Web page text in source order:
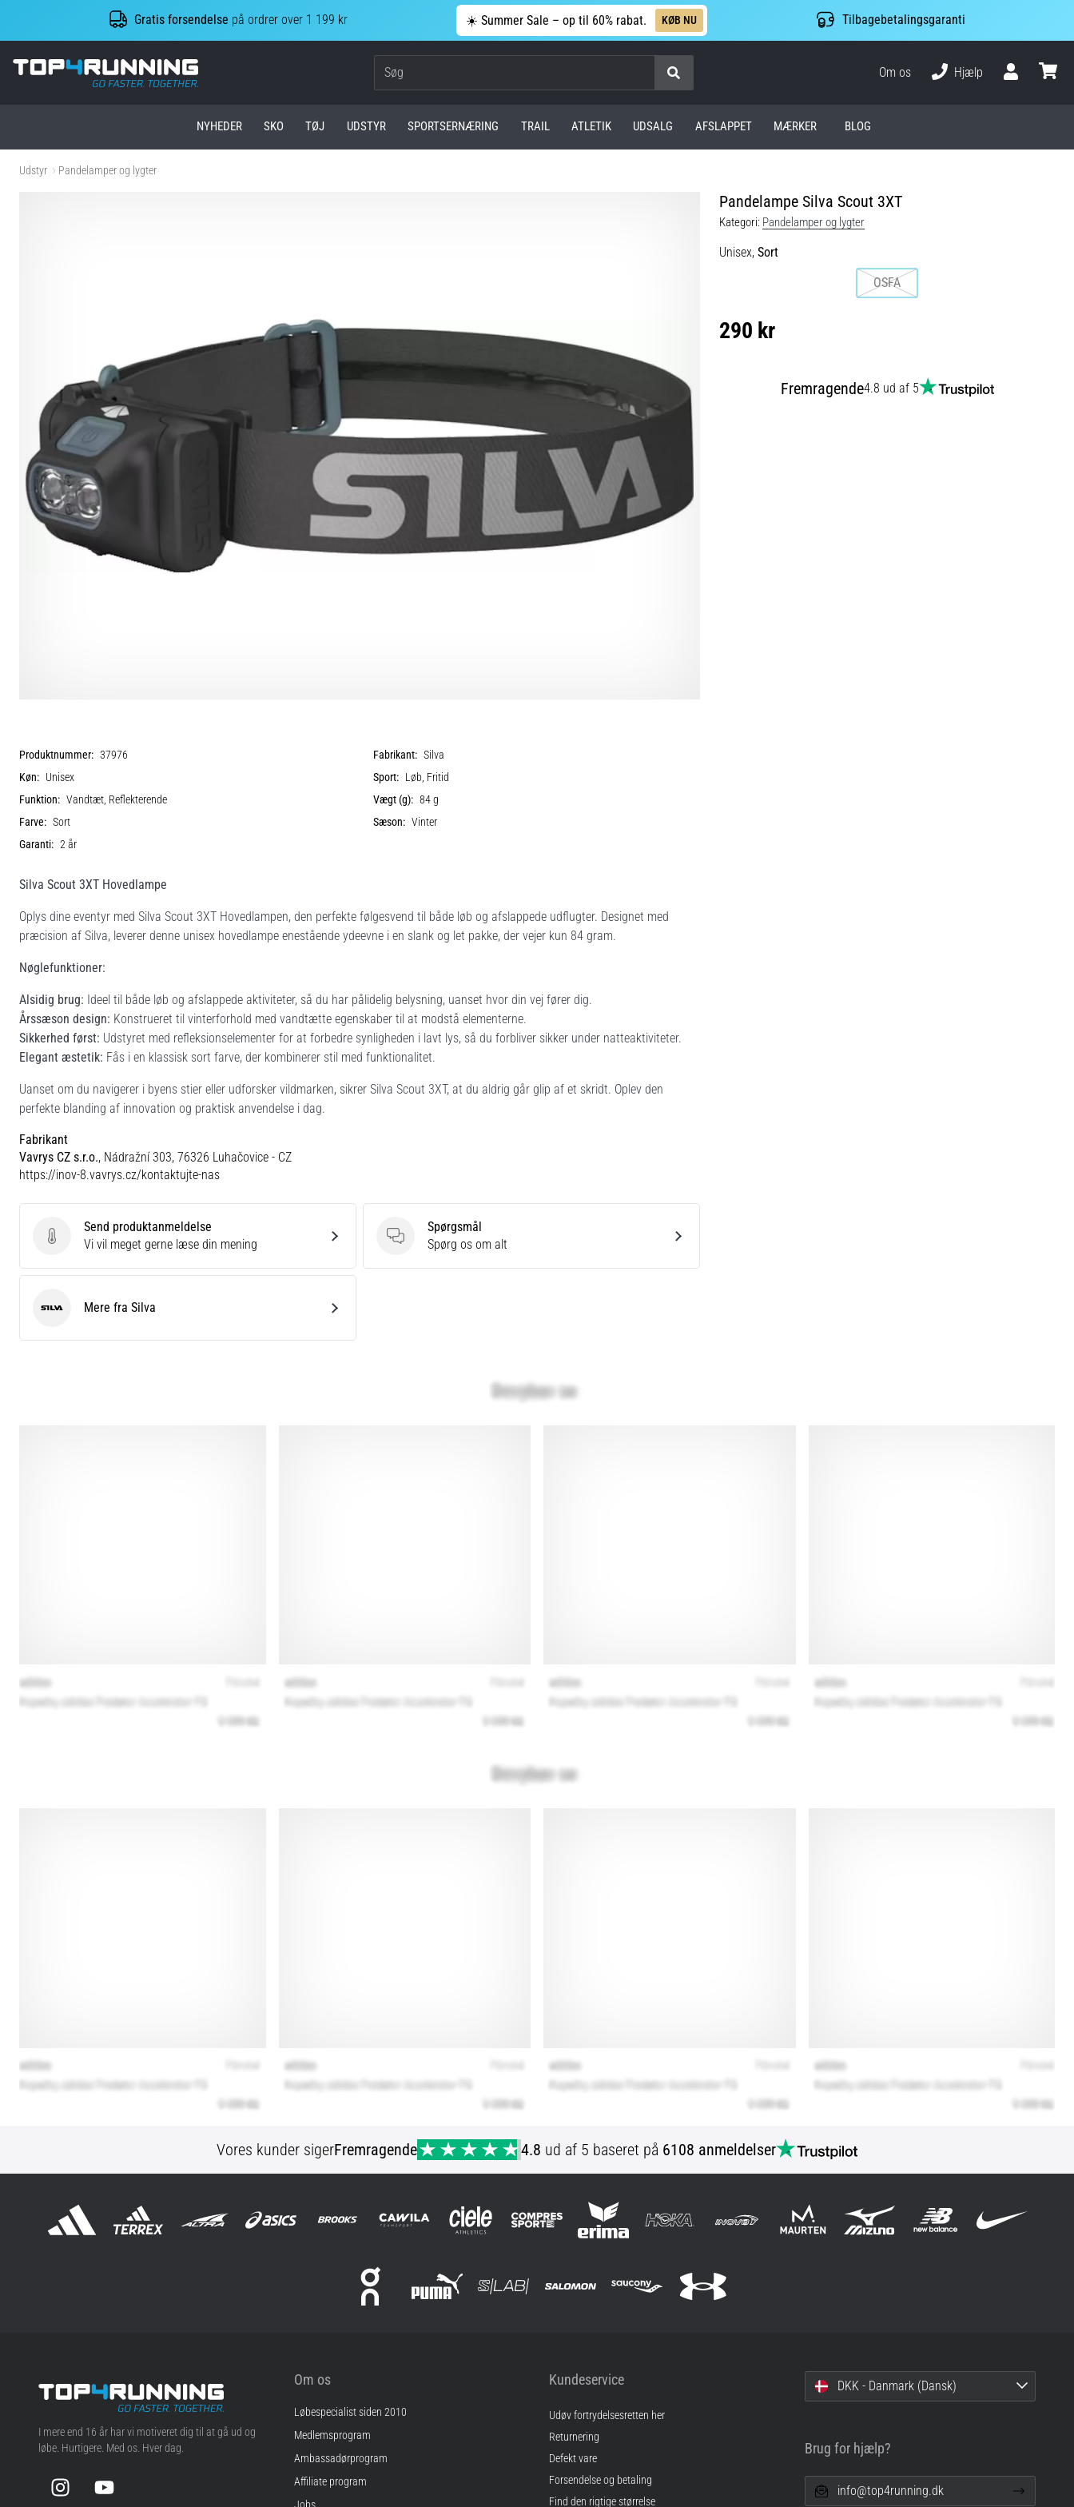
Gratis forsendelse på ordrer over 1 199 kr ☀️ Summer Sale – op til 60% rabat. KØB NU Tilbagebetalingsgaranti
Top4Running.dk
Om os
Hjælp
NYHEDER SKO TØJ UDSTYR SPORTSERNÆRING TRAIL ATLETIK UDSALG AFSLAPPET MÆRKER BLOG
Udstyr Pandelamper og lygter
Pandelampe Silva Scout 3XT
Kategori: Pandelamper og lygter
Unisex, Sort
OSFA
290 kr
Fremragende4.8 ud af 5
Produktnummer: 37976 Fabrikant: Silva
Køn: Unisex Sport: Løb, Fritid
Funktion: Vandtæt, Reflekterende Vægt (g): 84 g
Farve: Sort Sæson: Vinter
Garanti: 2 år
Silva Scout 3XT Hovedlampe
Oplys dine eventyr med Silva Scout 3XT Hovedlampen, den perfekte følgesvend til både løb og afslappede udflugter. Designet med
præcision af Silva, leverer denne unisex hovedlampe enestående ydeevne i en slank og let pakke, der vejer kun 84 gram.
Nøglefunktioner:
Alsidig brug: Ideel til både løb og afslappede aktiviteter, så du har pålidelig belysning, uanset hvor din vej fører dig.
Årssæson design: Konstrueret til vinterforhold med vandtætte egenskaber til at modstå elementerne.
Sikkerhed først: Udstyret med refleksionselementer for at forbedre synligheden i lavt lys, så du forbliver sikker under natteaktiviteter.
Elegant æstetik: Fås i en klassisk sort farve, der kombinerer stil med funktionalitet.
Uanset om du navigerer i byens stier eller udforsker vildmarken, sikrer Silva Scout 3XT, at du aldrig går glip af et skridt. Oplev den
perfekte blanding af innovation og praktisk anvendelse i dag.
Fabrikant
Vavrys CZ s.r.o., Nádražní 303, 76326 Luhačovice - CZ
https://inov-8.vavrys.cz/kontaktujte-nas
Send produktanmeldelse
Send produktanmeldelse
Vi vil meget gerne læse din mening
Spørgsmål
Spørgsmål
Spørg os om alt
Silva Mere fra Silva
Vores kunder sigerFremragende 4.8 ud af 5 baseret på 6108 anmeldelser
Top4Running.dk
I mere end 16 år har vi motiveret dig til at gå ud og
løbe. Hurtigere. Med os. Hver dag.
InstagramYouTube
Om os
Løbespecialist siden 2010
Medlemsprogram
Ambassadørprogram
Affiliate program
Kundeservice
Udøv fortrydelsesretten her
Returnering
Defekt vare
Forsendelse og betaling
Find den rigtige størrelse
DKK - Danmark (Dansk)
Brug for hjælp?
info@top4running.dk